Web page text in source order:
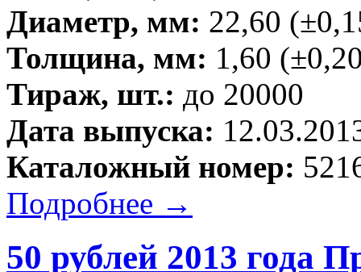
Диаметр, мм: 22,60
Толщина, мм: 1,60
Тираж, шт.: до 20000
Дата выпуска:
Каталожный номер:
Подробнее →
50 рублей 2013 года